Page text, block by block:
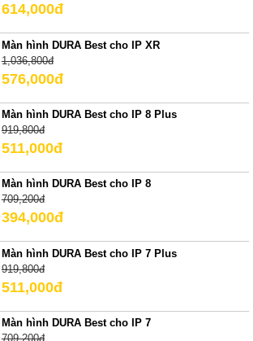
614,000đ
Màn hình DURA Best cho IP XR
1,036,800đ
576,000đ
Màn hình DURA Best cho IP 8 Plus
919,800đ
511,000đ
Màn hình DURA Best cho IP 8
709,200đ
394,000đ
Màn hình DURA Best cho IP 7 Plus
919,800đ
511,000đ
Màn hình DURA Best cho IP 7
709,200đ